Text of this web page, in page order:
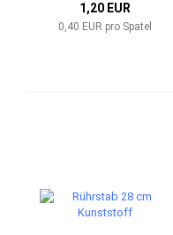
1,20 EUR
0,40 EUR pro Spatel